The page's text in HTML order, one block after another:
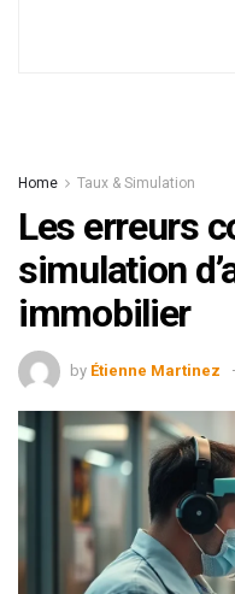
Home Taux & Simulation
Les erreurs
simulation
immobilier
by Étienne Martinez